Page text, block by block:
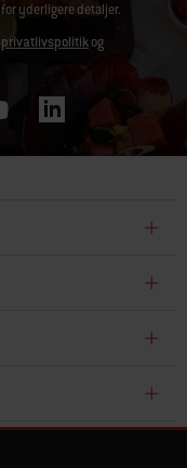
for yderligere detaljer.
privatlivspolitikog